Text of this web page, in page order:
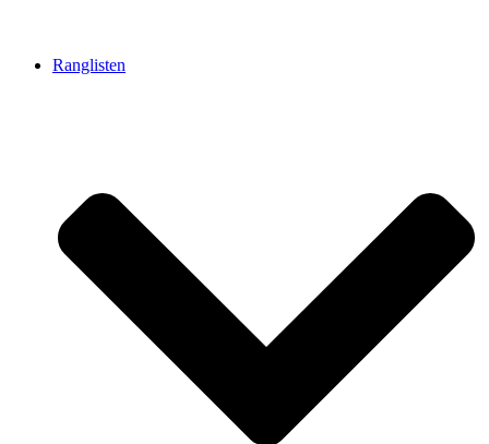
Ranglisten